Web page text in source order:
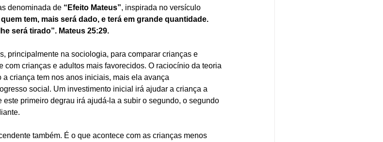
denominada de “Efeito Mateus”, inspirada no versículo
quem tem, mais será dado, e terá em grande quantidade.
será tirado”. Mateus 25:29.
principalmente na sociologia, para comparar crianças e
com crianças e adultos mais favorecidos. O raciocínio da teoria
criança tem nos anos iniciais, mais ela avança
social. Um investimento inicial irá ajudar a criança a
primeiro degrau irá ajudá-la a subir o segundo, o segundo
também. É o que acontece com as crianças menos